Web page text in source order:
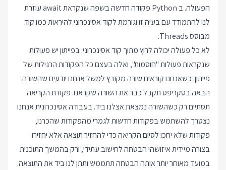
הפעולה. ב Python פקודה חדשה בשפה שנקראת await עוזרת
לנו להתמודד עם בעיה זו וגורמת לקוד אסינכרוני להיראות כמו קוד
מבוסס Threads.
לא כל פעולה יכולה לרוץ מתוך קוד אסינכרוני: בפייתון יש פעולות
שנקראות פעולות "חוסמות", ואלה בעצם כל הפקודות הרגילות של
פייתון. כשאנחנו קוראים שורה מקובץ למשל אנחנו יודעים שהשורה
הבאה בסקריפט תקבל כבר את השורה שקראנו. פקודת הקריאה
תסתיים רק כשהשורה נמצאת אצלנו ביד. בעבודה אסינכרונית אנחנו
נצטרך להשתמש בפקודות חדשות לגמרי מהפקודות שהכרנו,
פקודות שלא יחכו לסיום הקריאה כדי להחזיר תוצאה אלא יחזירו
בצורה מיידית איזושהי הבטחה לחישוב עתידי, ורק בהמשך התוכנית
במועד מאוחר יותר אותה הבטחה תתממש ותתן לנו ביד את התוצאה.